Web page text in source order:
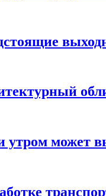
может